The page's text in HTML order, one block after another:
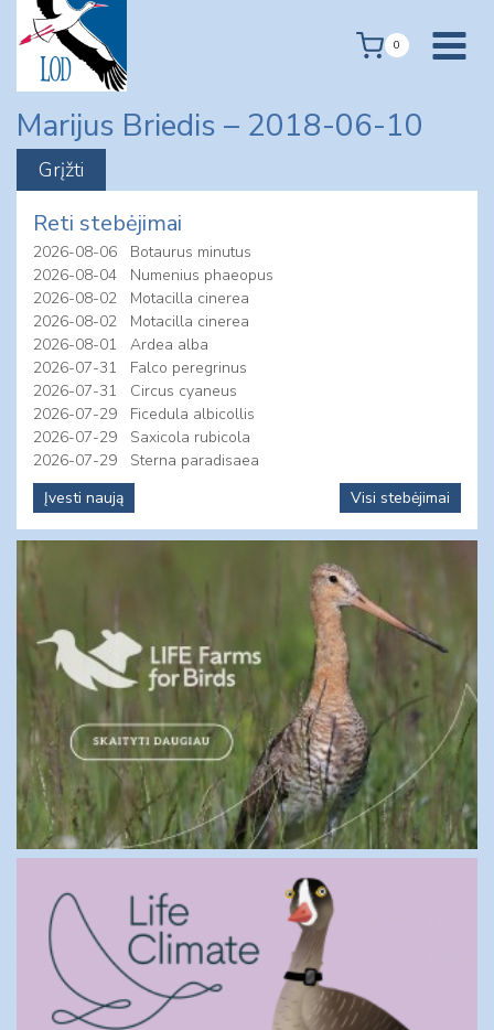
content
0
Marijus Briedis – 2018-06-10
Reti stebėjimai
2026-08-06
Botaurus minutus
2026-08-04
Numenius phaeopus
2026-08-02
Motacilla cinerea
2026-08-02
Motacilla cinerea
2026-08-01
Ardea alba
2026-07-31
Falco peregrinus
2026-07-31
Circus cyaneus
2026-07-29
Ficedula albicollis
2026-07-29
Saxicola rubicola
2026-07-29
Sterna paradisaea
Įvesti naują
Visi stebėjimai